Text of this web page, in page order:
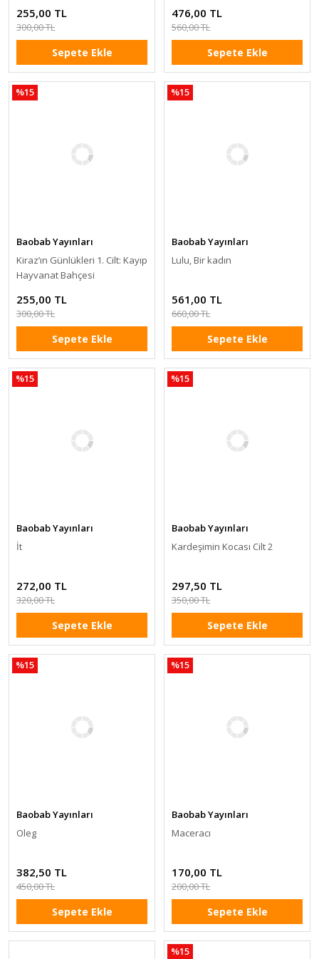
255,00 TL
300,00 TL
Sepete Ekle
476,00 TL
560,00 TL
Sepete Ekle
%15
Baobab Yayınları
Kiraz’ın Günlükleri 1. Cilt: Kayıp
Hayvanat Bahçesi
255,00 TL
300,00 TL
Sepete Ekle
%15
Baobab Yayınları
Lulu, Bir kadın
561,00 TL
660,00 TL
Sepete Ekle
%15
Baobab Yayınları
İt
272,00 TL
320,00 TL
Sepete Ekle
%15
Baobab Yayınları
Kardeşimin Kocası Cilt 2
297,50 TL
350,00 TL
Sepete Ekle
%15
Baobab Yayınları
Oleg
382,50 TL
450,00 TL
Sepete Ekle
%15
Baobab Yayınları
Maceracı
170,00 TL
200,00 TL
Sepete Ekle
%15